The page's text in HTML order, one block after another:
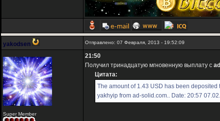
yakodsen Отправлено: 07 Февраля, 2013 - 19:52:09
Super Member
21:50
Получил тринадцатую мгновенную выплату с
Цитата:
The amount of 1.43 USD has been
yakhyip from ad-solid.com.. Date: 20:57